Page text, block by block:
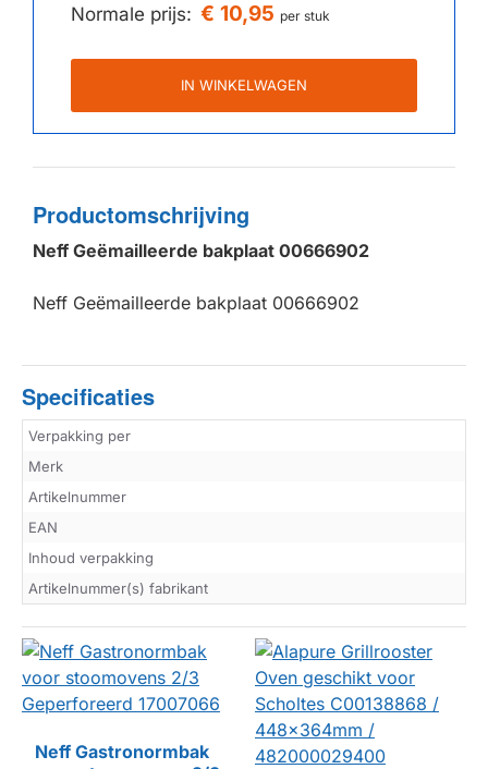
Normale prijs: € 10,95 per stuk
IN WINKELWAGEN
Productomschrijving
Neff Geëmailleerde bakplaat 00666902
Neff Geëmailleerde bakplaat 00666902
Specificaties
Verpakking per
Merk
Artikelnummer
EAN
Inhoud verpakking
Artikelnummer(s) fabrikant
Neff Gastronormbak